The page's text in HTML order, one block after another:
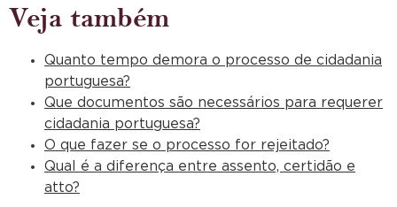
Veja também
Quanto tempo demora o processo de cidadania
portuguesa?
Que documentos são necessários para requerer
cidadania portuguesa?
O que fazer se o processo for rejeitado?
Qual é a diferença entre assento, certidão e
atto?